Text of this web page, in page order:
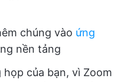
chúng vào ứng
nền tảng
của bạn, vì Zoom